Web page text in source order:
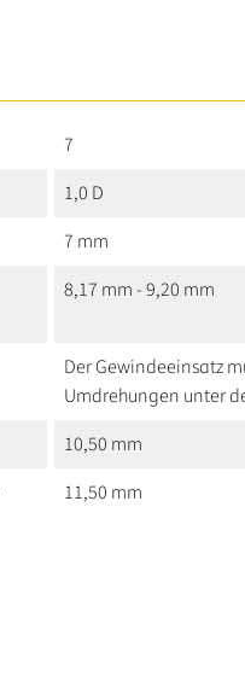
7
1,0 D
7 mm
8,17 mm - 9,20 mm
Der Gewindeeinsatz
Umdrehungen unter
10,50 mm
11,50 mm